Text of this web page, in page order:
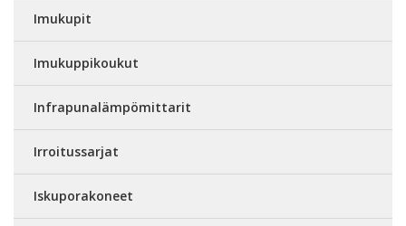
Imukupit
Imukuppikoukut
Infrapunalämpömittarit
Irroitussarjat
Iskuporakoneet